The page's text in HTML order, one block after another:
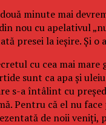
minute mai
nou cu apelativul
presei la ieșire. Și o
cu cea mai
sunt ca apa și
s-a întâlint cu
Pentru că el nu
de noii veniți,